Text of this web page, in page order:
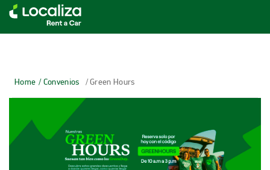
LOCALIZA ALQUILER DE VEHÍCULOS | LOCALIZA
Home / Convenios / Green Hours